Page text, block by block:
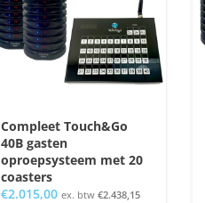
Compleet Touch&Go
40B gasten
oproepsysteem met 20
coasters
€2.015,00 ex. btw €2.438,15